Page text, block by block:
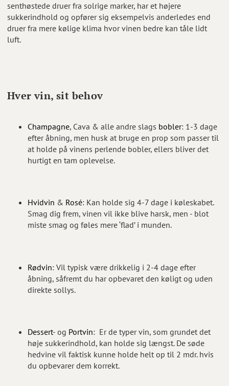
senthøstede druer fra solrige marker, har et højere
sukkerindhold og opfører sig eksempelvis anderledes end
druer fra mere kølige klima hvor vinen bedre kan tåle lidt
luft.
Hver vin, sit behov
Champagne, Cava & alle andre slags bobler: 1-3 dage
efter åbning, men husk at bruge en prop som passer til
at holde på vinens perlende bobler, ellers bliver det
hurtigt en tam oplevelse.
Hvidvin & Rosé: Kan holde sig 4-7 dage i køleskabet.
Smag dig frem, vinen vil ikke blive harsk, men - blot
miste smag og føles mere ‘flad’ i munden.
Rødvin: Vil typisk være drikkelig i 2-4 dage efter
åbning, såfremt du har opbevaret den køligt og uden
direkte sollys.
Dessert- og Portvin: Er de typer vin, som grundet det
høje sukkerindhold, kan holde sig længst. De søde
hedvine vil faktisk kunne holde helt op til 2 mdr. hvis
du opbevarer dem korrekt.